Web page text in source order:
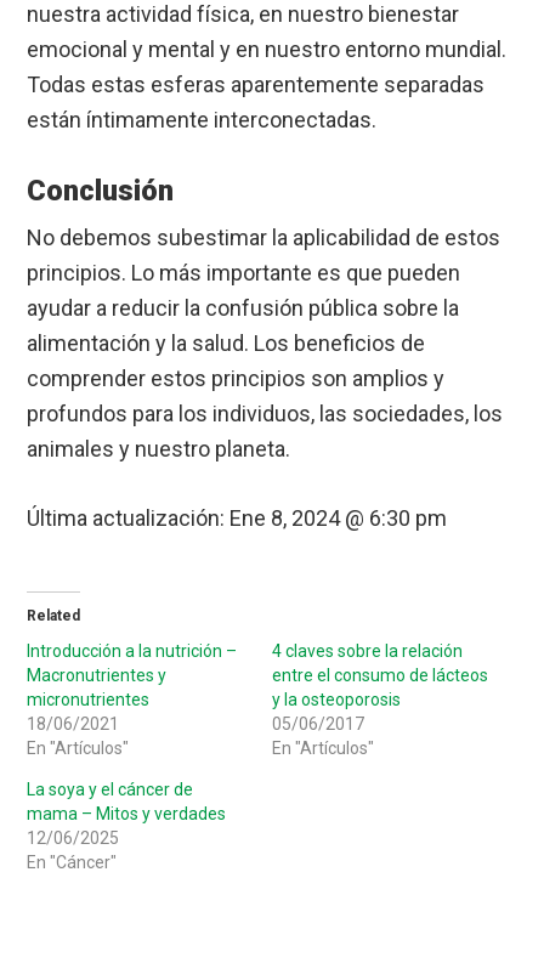
nuestra actividad física, en nuestro bienestar
emocional y mental y en nuestro entorno mundial.
Todas estas esferas aparentemente separadas
están íntimamente interconectadas.
Conclusión
No debemos subestimar la aplicabilidad de estos
principios. Lo más importante es que pueden
ayudar a reducir la confusión pública sobre la
alimentación y la salud. Los beneficios de
comprender estos principios son amplios y
profundos para los individuos, las sociedades, los
animales y nuestro planeta.
Última actualización: Ene 8, 2024 @ 6:30 pm
Related
Introducción a la nutrición –
Macronutrientes y
micronutrientes
18/06/2021
En "Artículos"
4 claves sobre la relación
entre el consumo de lácteos
y la osteoporosis
05/06/2017
En "Artículos"
La soya y el cáncer de
mama – Mitos y verdades
12/06/2025
En "Cáncer"